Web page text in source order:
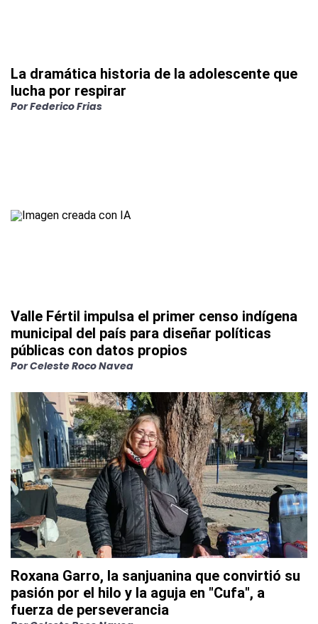
La dramática historia de la adolescente que
lucha por respirar
PorFederico Frias
Valle Fértil impulsa el primer censo indígena
municipal del país para diseñar políticas
públicas con datos propios
PorCeleste Roco Navea
Roxana Garro, la sanjuanina que convirtió su
pasión por el hilo y la aguja en "Cufa", a
fuerza de perseverancia